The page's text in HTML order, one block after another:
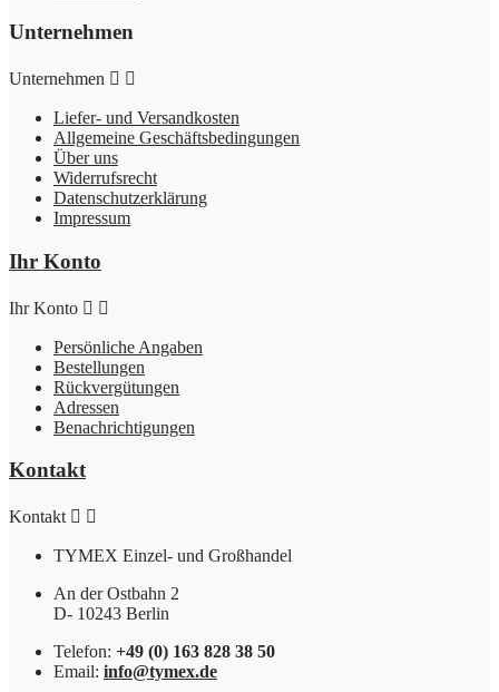
Unternehmen
Unternehmen  
Liefer- und Versandkosten
Allgemeine Geschäftsbedingungen
Über uns
Widerrufsrecht
Datenschutzerklärung
Impressum
Ihr Konto
Ihr Konto  
Persönliche Angaben
Bestellungen
Rückvergütungen
Adressen
Benachrichtigungen
Kontakt
Kontakt  
TYMEX Einzel- und Großhandel
An der Ostbahn 2
D- 10243 Berlin
Telefon: +49 (0) 163 828 38 50
Email: info@tymex.de